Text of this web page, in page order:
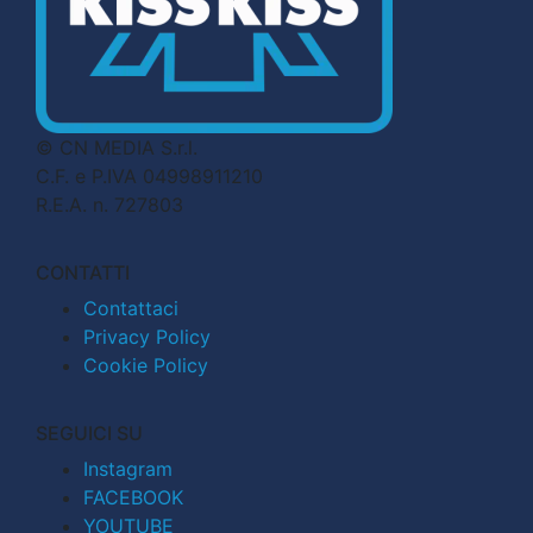
© CN MEDIA S.r.l.
C.F. e P.IVA 04998911210
R.E.A. n. 727803
CONTATTI
Contattaci
Privacy Policy
Cookie Policy
SEGUICI SU
Instagram
FACEBOOK
YOUTUBE